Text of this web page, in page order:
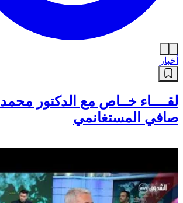
أخبار
لقــــاء خــاص مع الدكتور محمد
صافي المستغانمي